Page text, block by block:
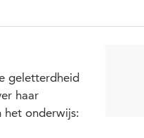
geletterdheid
haar
het onderwijs: